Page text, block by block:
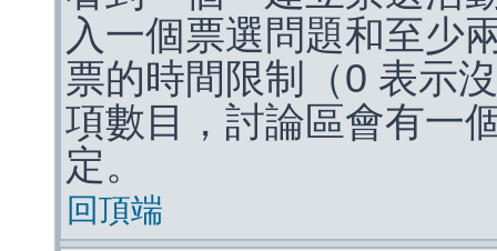
入一個票選問題和至少
票的時間限制（0 表示
項數目，討論區會有一
定。
回頂端